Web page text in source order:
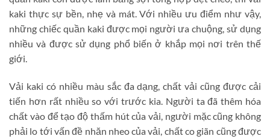
kaki thực sự bền, nhẹ và mát. Với nhiều ưu điểm như vậy,
những chiếc quần kaki được mọi người ưa chuộng, sử dụng
nhiều và được sử dụng phổ biến ở khắp mọi nơi trên thế
giới.
Vải kaki có nhiều màu sắc đa dạng, chất vải cũng được cải
tiến hơn rất nhiều so với trước kia. Người ta đã thêm hóa
chất vào để tạo độ thấm hút của vải, người mặc cũng không
phải lo tới vấn đề nhăn nheo của vải, chất co giãn cũng được